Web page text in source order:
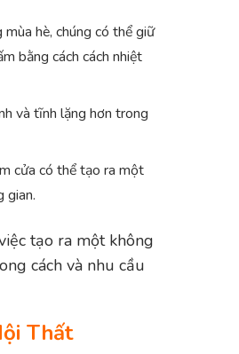
hè, chúng có thể giữ
bằng cách cách nhiệt
và tĩnh lặng hơn trong
cửa có thể tạo ra một
gian.
tạo ra một không
cách và nhu cầu
Thất